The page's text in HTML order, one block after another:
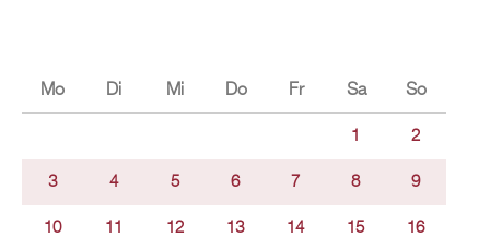
Mo Di Mi Do Fr Sa So
1 2
3 4 5 6 7 8 9
10 11 12 13 14 15 16